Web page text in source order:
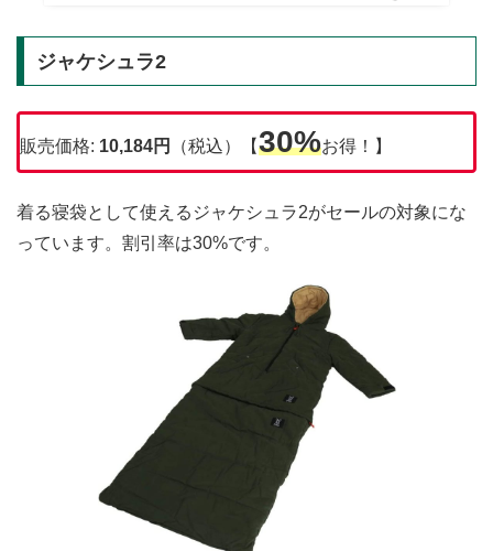
ジャケシュラ2
販売価格: 10,184円 （税込）【30%お得！】
着る寝袋として使えるジャケシュラ2がセールの対象にな
っています。割引率は30%です。